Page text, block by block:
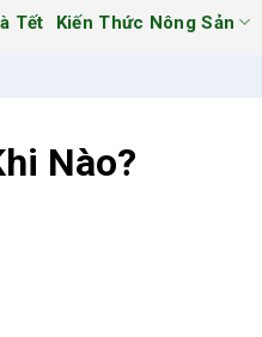
Tết Kiến Thức Nông Sản
Nào?